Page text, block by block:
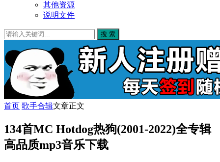
其他资源
说明文件
搜 索
首页 歌手合辑文章正文
134首MC Hotdog热狗(2001-2022)全专辑
高品质mp3音乐下载